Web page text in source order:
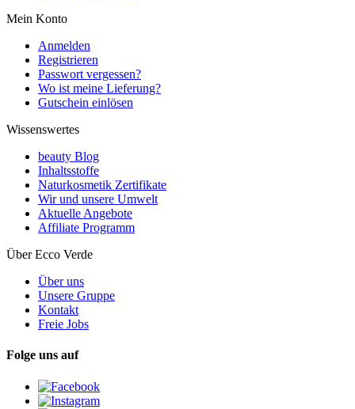
Mein Konto
Anmelden
Registrieren
Passwort vergessen?
Wo ist meine Lieferung?
Gutschein einlösen
Wissenswertes
beauty Blog
Inhaltsstoffe
Naturkosmetik Zertifikate
Wir und unsere Umwelt
Aktuelle Angebote
Affiliate Programm
Über Ecco Verde
Über uns
Unsere Gruppe
Kontakt
Freie Jobs
Folge uns auf